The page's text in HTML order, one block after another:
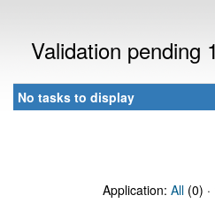
Validation pending
No tasks to display
Application: All (0) ·